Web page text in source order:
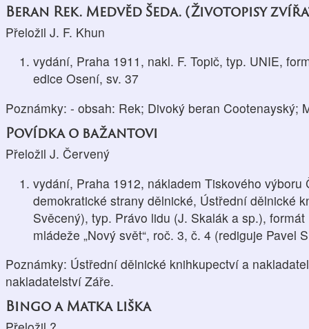
Beran Rek. Medvěd Šeda. (Životopisy
Přeložil J. F. Khun
vydání, Praha 1911, nakl. F. Topič, typ. UNIE,
edice Osení, sv. 37
Poznámky: - obsah: Rek; Divoký beran Cootenayský;
Povídka o bažantovi
Přeložil J. Červený
vydání, Praha 1912, nákladem Tiskového výboru
demokratické strany dělnické, Ústřední dělnické
Svěcený), typ. Právo lidu (J. Skalák a sp.),
mládeže „Nový svět“, roč. 3, č. 4 (rediguje Pavel
Poznámky: Ústřední dělnické knihkupectví a
nakladatelství Záře.
Bingo a Matka liška